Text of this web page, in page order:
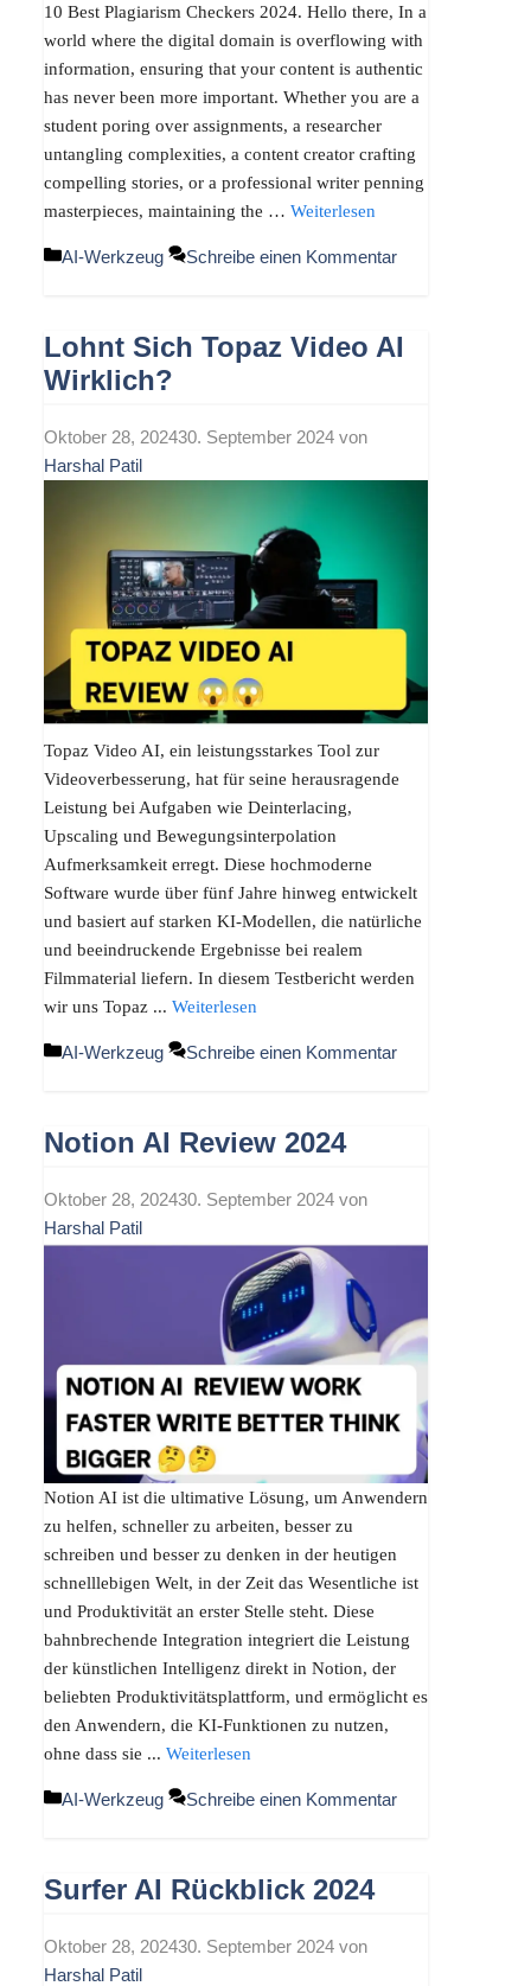
10 Best Plagiarism Checkers 2024. Hello there, In a
world where the digital domain is overflowing with
information, ensuring that your content is authentic
has never been more important. Whether you are a
student poring over assignments, a researcher
untangling complexities, a content creator crafting
compelling stories, or a professional writer penning
masterpieces, maintaining the … Weiterlesen
Kategorien
AI-Werkzeug Schreibe einen Kommentar
Lohnt Sich Topaz Video AI
Wirklich?
Oktober 28, 202430. September 2024 von
Harshal Patil
Topaz Video AI, ein leistungsstarkes Tool zur
Videoverbesserung, hat für seine herausragende
Leistung bei Aufgaben wie Deinterlacing,
Upscaling und Bewegungsinterpolation
Aufmerksamkeit erregt. Diese hochmoderne
Software wurde über fünf Jahre hinweg entwickelt
und basiert auf starken KI-Modellen, die natürliche
und beeindruckende Ergebnisse bei realem
Filmmaterial liefern. In diesem Testbericht werden
wir uns Topaz ... Weiterlesen
Kategorien
AI-Werkzeug Schreibe einen Kommentar
Notion AI Review 2024
Oktober 28, 202430. September 2024 von
Harshal Patil
Notion AI ist die ultimative Lösung, um Anwendern
zu helfen, schneller zu arbeiten, besser zu
schreiben und besser zu denken in der heutigen
schnelllebigen Welt, in der Zeit das Wesentliche ist
und Produktivität an erster Stelle steht. Diese
bahnbrechende Integration integriert die Leistung
der künstlichen Intelligenz direkt in Notion, der
beliebten Produktivitätsplattform, und ermöglicht es
den Anwendern, die KI-Funktionen zu nutzen,
ohne dass sie ... Weiterlesen
Kategorien
AI-Werkzeug Schreibe einen Kommentar
Surfer AI Rückblick 2024
Oktober 28, 202430. September 2024 von
Harshal Patil